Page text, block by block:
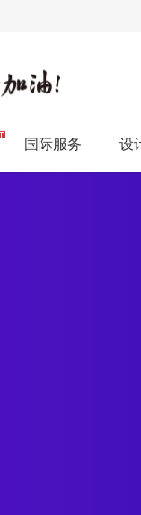
国际服务 设